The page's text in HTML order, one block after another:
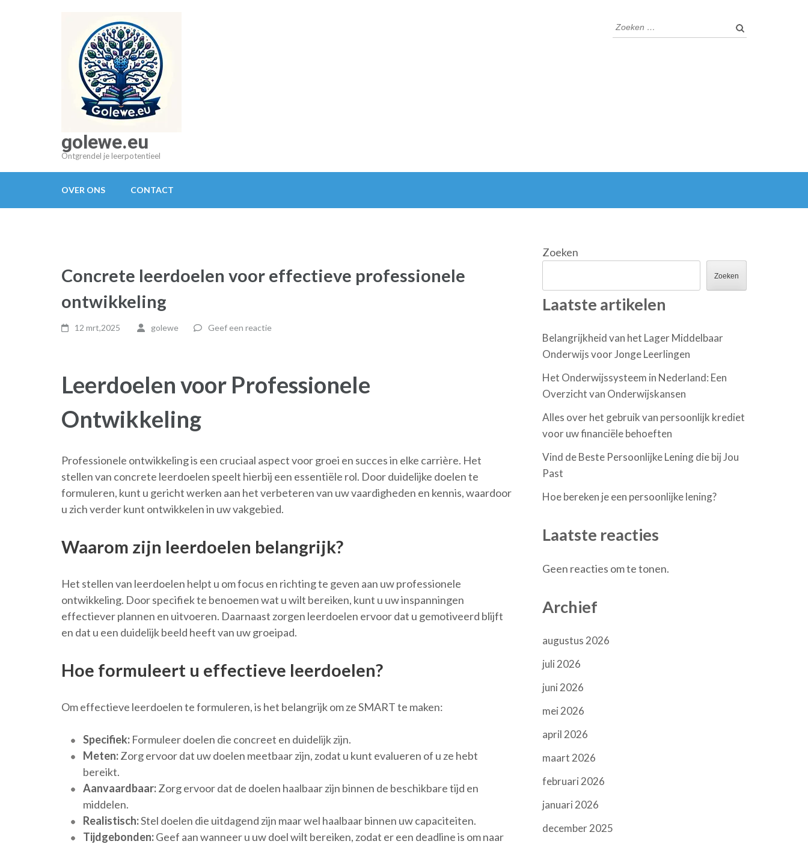
golewe.eu
Ontgrendel je leerpotentieel
Zoeken
naar:
OVER ONS CONTACT
Concrete leerdoelen voor effectieve professionele
ontwikkeling
12 mrt,2025 golewe Geef een reactie
Leerdoelen voor Professionele
Ontwikkeling
Professionele ontwikkeling is een cruciaal aspect voor groei en succes in elke carrière. Het
stellen van concrete leerdoelen speelt hierbij een essentiële rol. Door duidelijke doelen te
formuleren, kunt u gericht werken aan het verbeteren van uw vaardigheden en kennis, waardoor
u zich verder kunt ontwikkelen in uw vakgebied.
Waarom zijn leerdoelen belangrijk?
Het stellen van leerdoelen helpt u om focus en richting te geven aan uw professionele
ontwikkeling. Door specifiek te benoemen wat u wilt bereiken, kunt u uw inspanningen
effectiever plannen en uitvoeren. Daarnaast zorgen leerdoelen ervoor dat u gemotiveerd blijft
en dat u een duidelijk beeld heeft van uw groeipad.
Hoe formuleert u effectieve leerdoelen?
Om effectieve leerdoelen te formuleren, is het belangrijk om ze SMART te maken:
Specifiek: Formuleer doelen die concreet en duidelijk zijn.
Meten:Zorg ervoor dat uw doelen meetbaar zijn, zodat u kunt evalueren of u ze hebt
bereikt.
Aanvaardbaar:Zorg ervoor dat de doelen haalbaar zijn binnen de beschikbare tijd en
middelen.
Realistisch:Stel doelen die uitdagend zijn maar wel haalbaar binnen uw capaciteiten.
Tijdgebonden:Geef aan wanneer u uw doel wilt bereiken, zodat er een deadline is om naar
Zoeken
Zoeken
Laatste artikelen
Belangrijkheid van het Lager Middelbaar
Onderwijs voor Jonge Leerlingen
Het Onderwijssysteem in Nederland: Een
Overzicht van Onderwijskansen
Alles over het gebruik van persoonlijk krediet
voor uw financiële behoeften
Vind de Beste Persoonlijke Lening die bij Jou
Past
Hoe bereken je een persoonlijke lening?
Laatste reacties
Geen reacties om te tonen.
Archief
augustus 2026
juli 2026
juni 2026
mei 2026
april 2026
maart 2026
februari 2026
januari 2026
december 2025